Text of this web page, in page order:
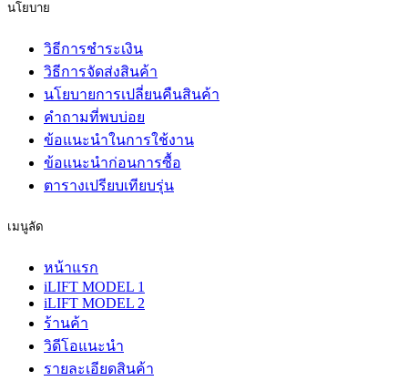
นโยบาย
วิธีการชำระเงิน
วิธีการจัดส่งสินค้า
นโยบายการเปลี่ยนคืนสินค้า
คำถามที่พบบ่อย
ข้อแนะนำในการใช้งาน
ข้อแนะนำก่อนการซื้อ
ตารางเปรียบเทียบรุ่น
เมนูลัด
หน้าแรก
iLIFT MODEL 1
iLIFT MODEL 2
ร้านค้า
วิดีโอแนะนำ
รายละเอียดสินค้า